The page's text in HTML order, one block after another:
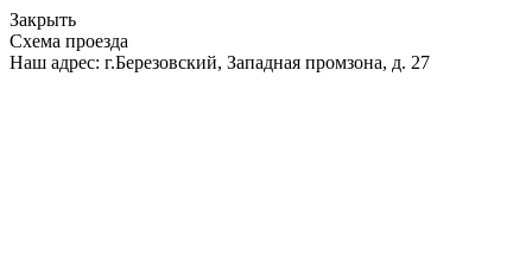
Закрыть
Схема проезда
Наш адрес: г.Березовский, Западная промзона, д. 27